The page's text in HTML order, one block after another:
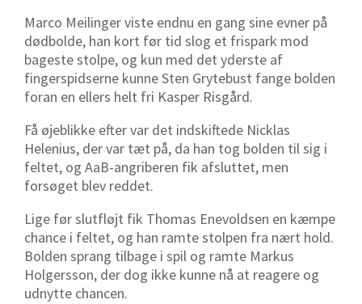
Marco Meilinger viste endnu en gang sine evner på
dødbolde, han kort før tid slog et frispark mod
bageste stolpe, og kun med det yderste af
fingerspidserne kunne Sten Grytebust fange bolden
foran en ellers helt fri Kasper Risgård.
Få øjeblikke efter var det indskiftede Nicklas
Helenius, der var tæt på, da han tog bolden til sig i
feltet, og AaB-angriberen fik afsluttet, men
forsøget blev reddet.
Lige før slutfløjt fik Thomas Enevoldsen en kæmpe
chance i feltet, og han ramte stolpen fra nært hold.
Bolden sprang tilbage i spil og ramte Markus
Holgersson, der dog ikke kunne nå at reagere og
udnytte chancen.